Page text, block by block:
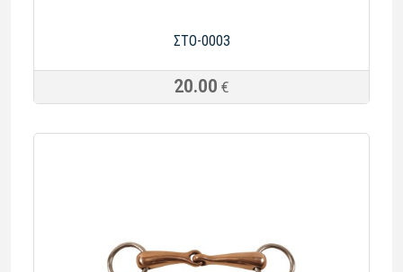
ΣΤΟ-0003
20.00 €